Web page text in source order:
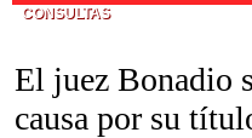
CONSULTAS
El juez Bonadio
causa por su